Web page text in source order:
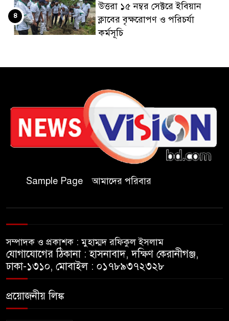
উত্তরা ১৫ নম্বর সেক্টরে ইবিয়ান
ক্লাবের বৃক্ষরোপণ ও পরিচর্যা
কর্মসূচি
৪
৫
কাল মহেশখালী দিয়ে শুরু
প্রধানমন্ত্রীর চট্টগ্রাম সফর
হল দখল করে অছাত্র ও সন্ত্রাসীদের
অভয়ারণ্য করা যাবে না-শিবির
সভাপতি
৮
মেসির বাবা না ফেরার দেশে
৯
১০
Sample Page আমাদের পরিবার
সম্পাদক ও প্রকাশক : মুহাম্মদ রফিকুল ইসলাম
যোগাযোগের ঠিকানা : হাসনাবাদ, দক্ষিণ কেরানীগঞ্জ,
ঢাকা-১৩১০, মোবাইল : ০১৭৮৯৩৭২৩২৮
প্রয়োজনীয় লিঙ্ক